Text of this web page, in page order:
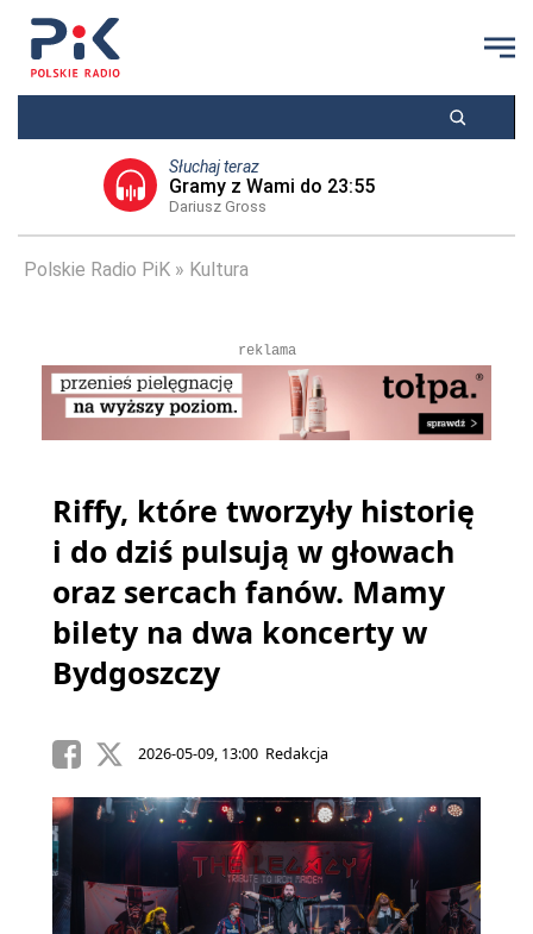
Słuchaj teraz
Gramy z Wami do 23:55
Dariusz Gross
Polskie Radio PiK Kultura
reklama
Riffy, które tworzyły historię
i do dziś pulsują w głowach
oraz sercach fanów. Mamy
bilety na dwa koncerty w
Bydgoszczy
2026-05-09, 13:00 Redakcja